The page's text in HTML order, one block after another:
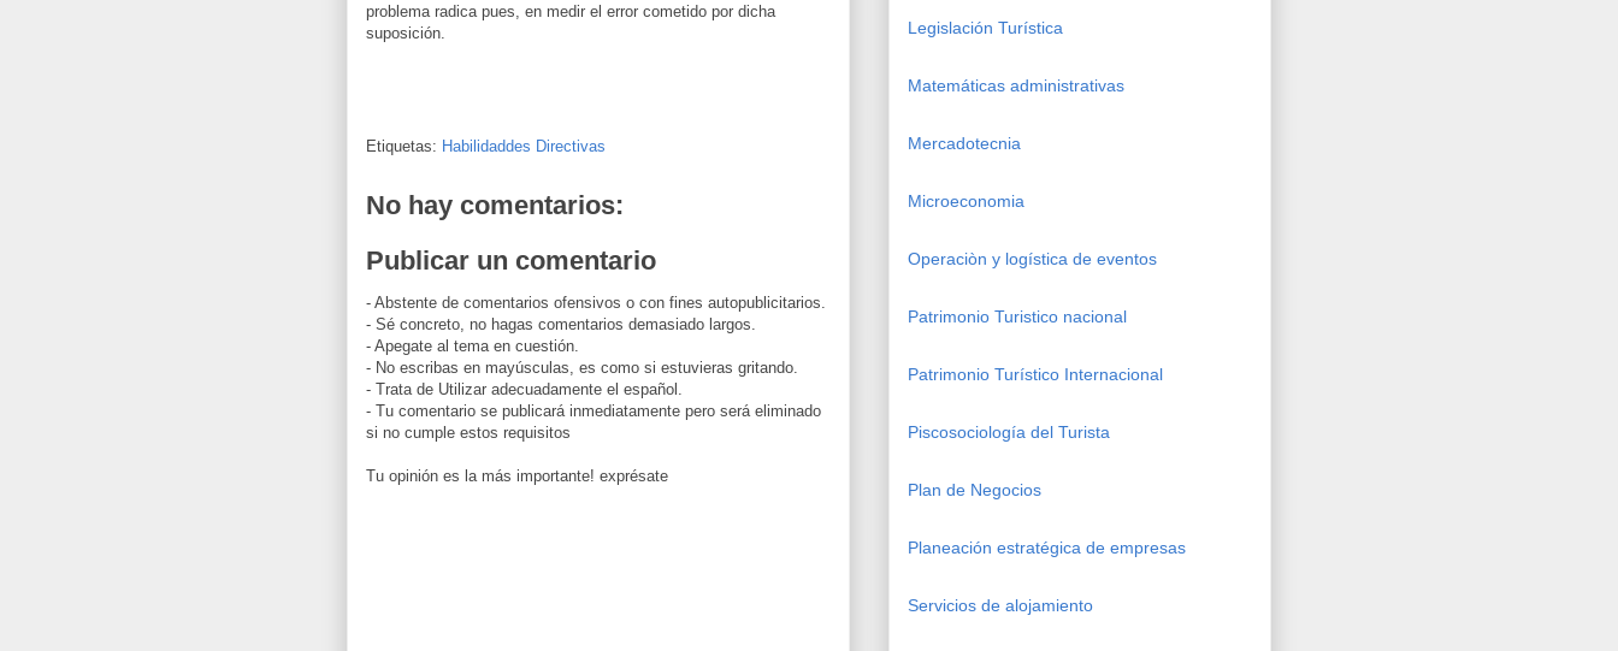
problema radica pues, en medir el error cometido por dicha
suposición.
Etiquetas: Habilidaddes Directivas
No hay comentarios:
Publicar un comentario
- Abstente de comentarios ofensivos o con fines autopublicitarios.
- Sé concreto, no hagas comentarios demasiado largos.
- Apegate al tema en cuestión.
- No escribas en mayúsculas, es como si estuvieras gritando.
- Trata de Utilizar adecuadamente el español.
- Tu comentario se publicará inmediatamente pero será eliminado
si no cumple estos requisitos
Tu opinión es la más importante! exprésate
Legislación Turística
Matemáticas administrativas
Mercadotecnia
Microeconomia
Operaciòn y logística de eventos
Patrimonio Turistico nacional
Patrimonio Turístico Internacional
Piscosociología del Turista
Plan de Negocios
Planeación estratégica de empresas
Servicios de alojamiento